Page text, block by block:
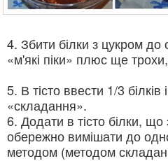
4. Збити білки з цукром до
«м'які піки» плюс ще
5. В тісто ввести 1/3
«складання».
6. Додати в тісто білки,
обережно вимішати до
методом (методом